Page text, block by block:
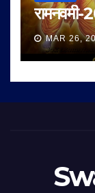
MAR 26,